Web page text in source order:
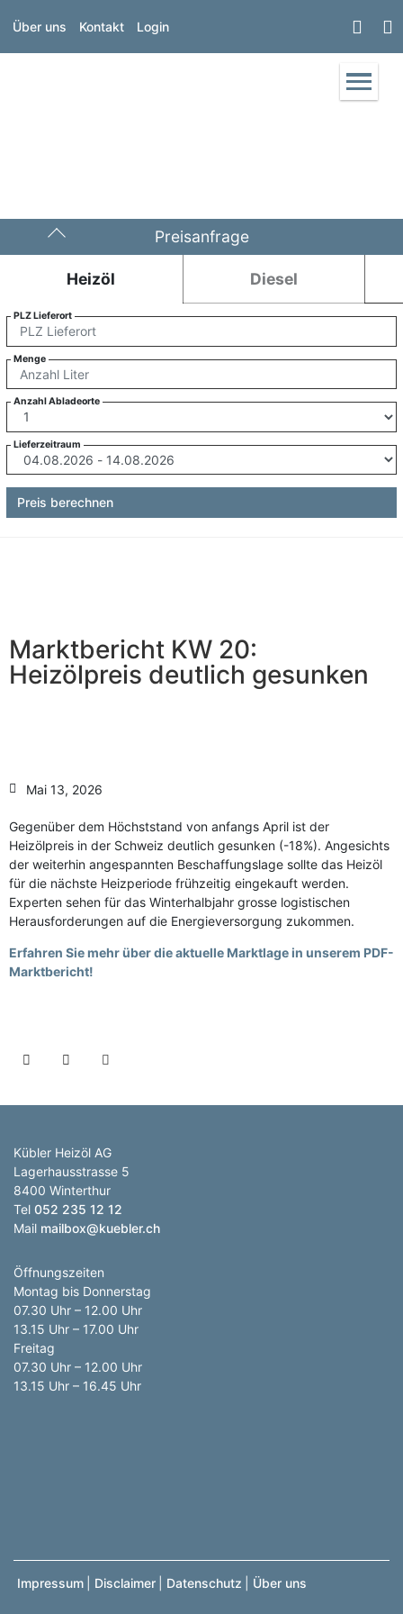
Über uns Kontakt Login
Preisanfrage
Heizöl Diesel
PLZ Lieferort
Menge
Anzahl Abladeorte
Lieferzeitraum
Preis berechnen
Marktbericht KW 20:
Heizölpreis deutlich gesunken
Mai 13, 2026
Gegenüber dem Höchststand von anfangs April ist der
Heizölpreis in der Schweiz deutlich gesunken (-18%). Angesichts
der weiterhin angespannten Beschaffungslage sollte das Heizöl
für die nächste Heizperiode frühzeitig eingekauft werden.
Experten sehen für das Winterhalbjahr grosse logistischen
Herausforderungen auf die Energieversorgung zukommen.
Erfahren Sie mehr über die aktuelle Marktlage in unserem PDF-
Marktbericht!
Kübler Heizöl AG
Lagerhausstrasse 5
8400 Winterthur
Tel 052 235 12 12
Mail mailbox@kuebler.ch
Öffnungszeiten
Montag bis Donnerstag
07.30 Uhr – 12.00 Uhr
13.15 Uhr – 17.00 Uhr
Freitag
07.30 Uhr – 12.00 Uhr
13.15 Uhr – 16.45 Uhr
Impressum Disclaimer Datenschutz Über uns